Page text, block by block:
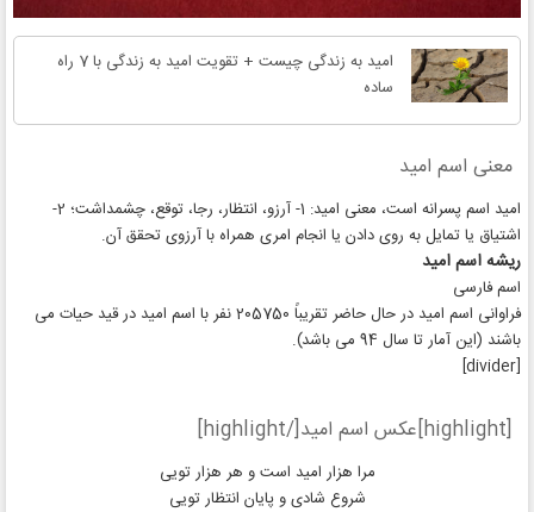
امید به زندگی چیست + تقویت امید به زندگی با 7 راه
ساده
معنی اسم امید
امید اسم پسرانه است، معنی امید: 1- آرزو، انتظار، رجا، توقع، چشمداشت؛ 2-
اشتیاق یا تمایل به روی دادن یا انجام امری همراه با آرزوی تحقق آن.
ریشه اسم امید
اسم فارسی
فراوانی اسم امید در حال حاضر تقریباً 205750 نفر با اسم امید در قید حیات می
باشند (این آمار تا سال 94 می باشد).
[divider]
[highlight]عکس اسم امید[/highlight]
مرا هزار امید است و هر هزار تویی
شروع شادی و پایان انتظار تویی